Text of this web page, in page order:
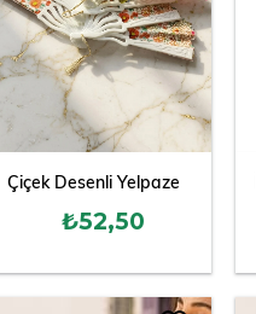
Çiçek Desenli Yelpaze
₺52,50